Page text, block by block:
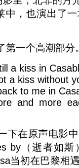
中，也演出了
第一个高潮部分
a kiss in
a kiss without
to me in
and more
下在原声电影
by（逝者如斯
当初在巴黎相